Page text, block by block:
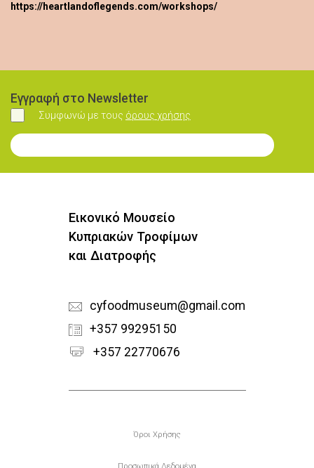
https://heartlandoflegends.com/workshops/
Εγγραφή στο Newsletter
Συμφωνώ
Συμφωνώ με τους όρους χρήσης
Εγγραφή στο Newsletter
Εικονικό Μουσείο
Κυπριακών Τροφίμων
και Διατροφής
cyfoodmuseum@gmail.com
+357 99295150
+357 22770676
Υποσέλιδο
Όροι Χρήσης